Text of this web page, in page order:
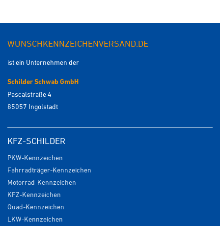
WUNSCHKENNZEICHENVERSAND.DE
ist ein Unternehmen der
Schilder Schwab GmbH
Pascalstraße 4
85057 Ingolstadt
KFZ-SCHILDER
PKW-Kennzeichen
Fahrradträger-Kennzeichen
Motorrad-Kennzeichen
KFZ-Kennzeichen
Quad-Kennzeichen
LKW-Kennzeichen